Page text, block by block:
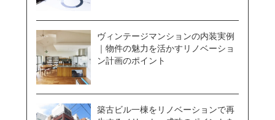
ヴィンテージマンションの内装実例
｜物件の魅力を活かすリノベーショ
ン計画のポイント
築古ビル一棟をリノベーションで再